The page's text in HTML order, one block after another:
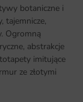
botaniczne i
tajemnicze,
Ogromną
abstrakcje
imitujące
ze złotymi